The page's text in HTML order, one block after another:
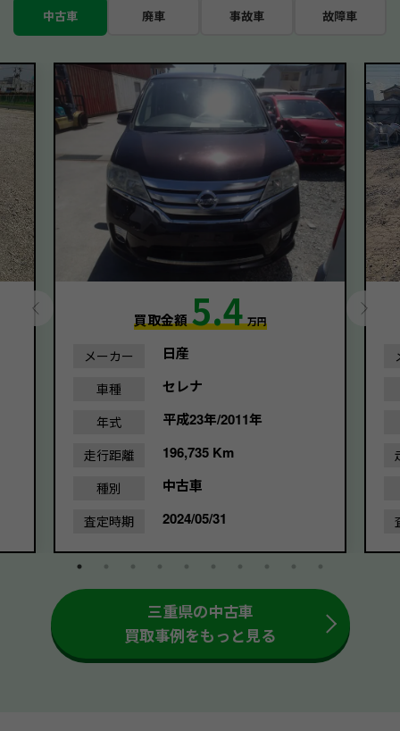
中古車 廃車 事故車 故障車
買取金額5.4 万円
メーカー 日産
車種 セレナ
年式 平成23年/2011年
走行距離 196,735 Km
種別 中古車
査定時期 2024/05/31
三重県の中古車
買取事例をもっと見る